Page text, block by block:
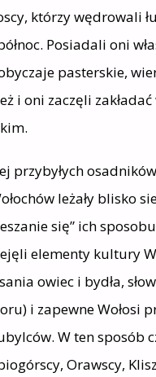
którzy wędrowali
Posiadali oni
pasterskie,
i oni zaczęli zakładać
przybyłych
leżały blisko
się” ich
elementy kultury
owiec i bydła,
i zapewne Wołosi
W ten sposób
Orawscy,